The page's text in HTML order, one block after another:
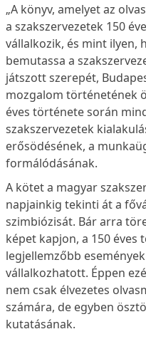
„A könyv, amelyet az
a szakszervezetek 150
vállalkozik, és mint ilyen,
bemutassa a
játszott szerepét,
mozgalom történetének
éves története során
szakszervezetek
erősödésének, a
formálódásának.
A kötet a magyar
napjainkig tekinti át a
szimbiózisát. Bár arra
képet kapjon, a 150 éves
legjellemzőbb
vállalkozhatott. Éppen
nem csak élvezetes
számára, de egyben
kutatásának.